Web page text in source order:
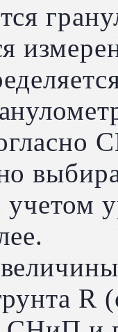
учетом